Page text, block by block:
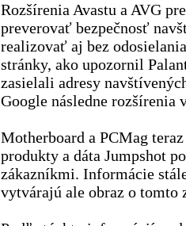
Rozšírenia Avastu a AVG
preverovať bezpečnosť
realizovať aj bez
stránky, ako upozornil
zasielali adresy
Google následne
Motherboard a PCMag
produkty a dáta Jumpshot
zákazníkmi. Informácie
vytvárajú ale obraz o tomto